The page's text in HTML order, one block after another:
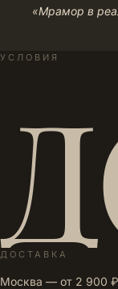
«Мрамор в
УСЛОВИЯ
ДОСТАВКА
Москва — от 2 900